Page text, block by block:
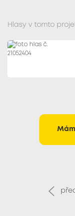
Hlasy v tomto